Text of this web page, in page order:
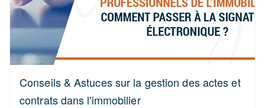
Conseils & Astuces sur la gestion des actes et
contrats dans l'immobilier